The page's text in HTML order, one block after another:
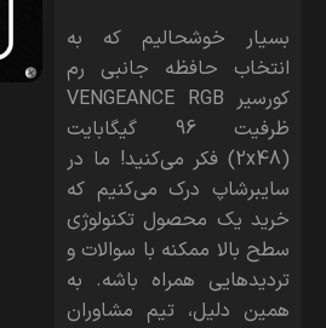
بسیار خوشحالیم که به
انتخاب حافظه جانبی رم
کورسیر VENGEANCE RGB
ظرفیت 96 گیگابایت
(2x48)
فکر می‌کنید! ما در
سایبرشاپ درک می‌کنیم که
خرید یک محصول تکنولوژی
سطح بالا ممکنه با سوالات و
تردیدهایی همراه باشه. به
همین دلیل، تیم مشاوران